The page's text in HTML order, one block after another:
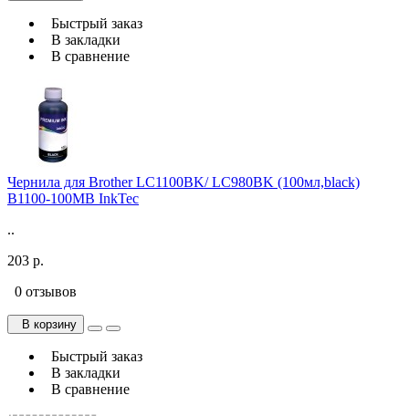
Быстрый заказ
В закладки
В сравнение
Чернила для Brother LC1100BK/ LC980BK (100мл,black)
B1100-100MB InkTec
..
203 р.
0 отзывов
В корзину
Быстрый заказ
В закладки
В сравнение